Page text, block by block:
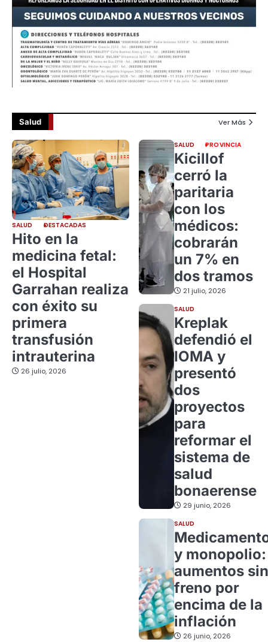
Salud Ver Más
SALUD DESTACADAS
Hito en la
medicina fetal:
el Hospital
Garrahan realiza
con éxito su
primera
transfusión
intrauterina
26 julio, 2026
SALUD PROVINCIA
Kicillof
cerró la
paritaria
con los
médicos:
cobrarán
un 7% en
dos tramos
21 julio, 2026
SALUD
Kreplak
defendió el
IOMA y
presentó
dos
proyectos
para
reformar el
sistema de
salud
bonaerense
29 junio, 2026
SALUD
y monopolio:
aumentos sin
freno por
encima de la
inflación
26 junio, 2026